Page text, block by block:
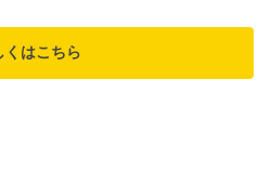
くはこちら